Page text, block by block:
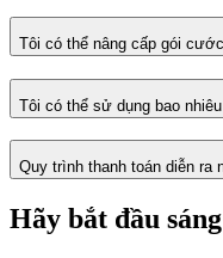
Tôi có thể nâng cấp gói
Tôi có thể sử dụng bao
Quy trình thanh toán diễn ra
Hãy bắt đầu